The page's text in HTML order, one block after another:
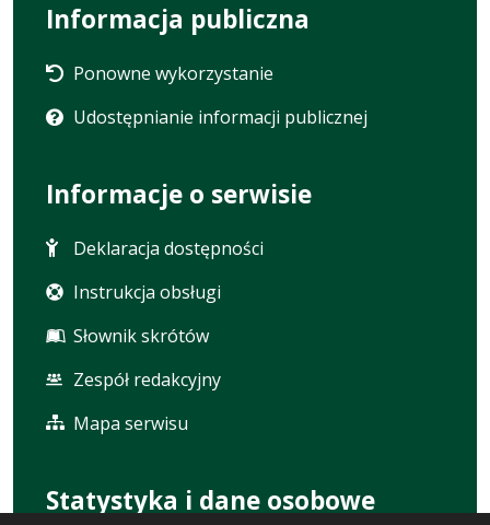
Informacja publiczna
Ponowne wykorzystanie
Udostępnianie informacji publicznej
Informacje o serwisie
Deklaracja dostępności
Instrukcja obsługi
Słownik skrótów
Zespół redakcyjny
Mapa serwisu
Statystyka i dane osobowe